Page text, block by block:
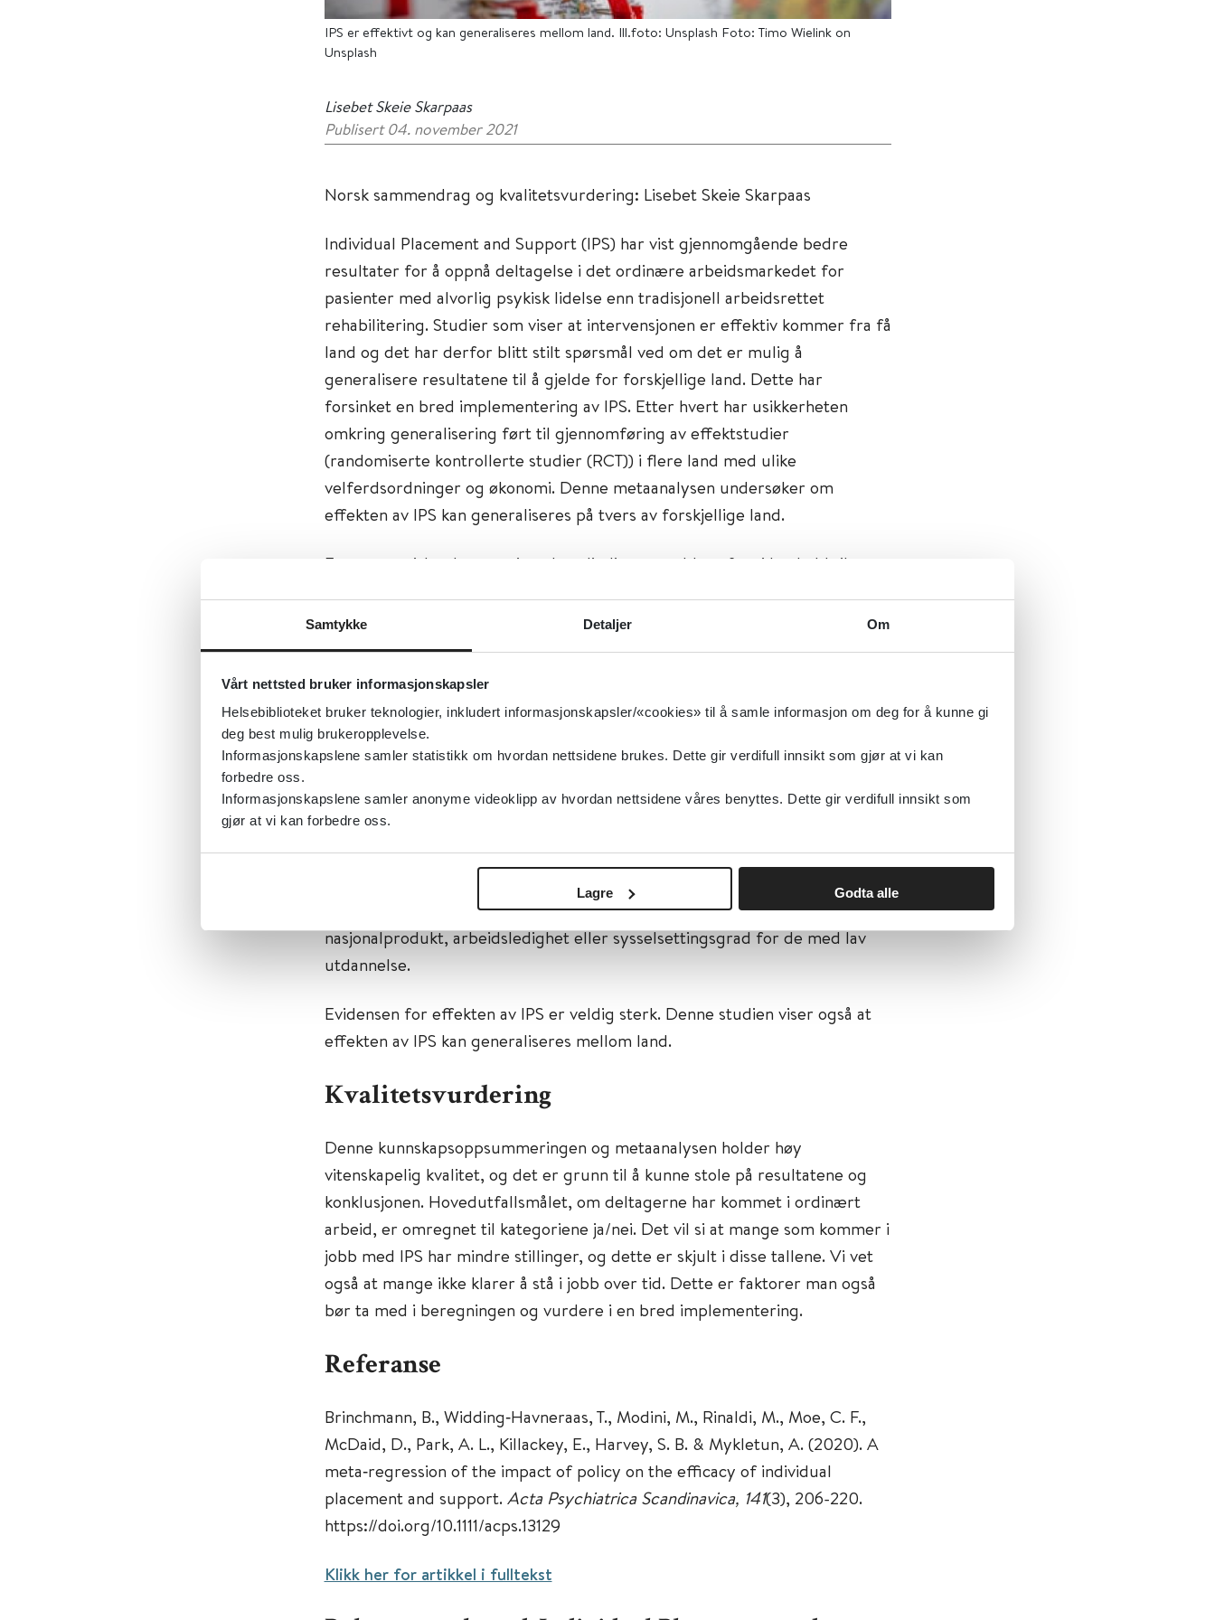
Samtykke Detaljer Om
Vårt nettsted bruker informasjonskapsler
Helsebiblioteket bruker teknologier, inkludert informasjonskapsler/«cookies» til å samle informasjon om deg for å kunne gi
deg best mulig brukeropplevelse.
Informasjonskapslene samler statistikk om hvordan nettsidene brukes. Dette gir verdifull innsikt som gjør at vi kan
forbedre oss.
Informasjonskapslene samler anonyme videoklipp av hvordan nettsidene våres benyttes. Dette gir verdifull innsikt som
gjør at vi kan forbedre oss.
Lagre Godta alle
IPS er effektivt og kan generaliseres mellom land. Ill.foto: Unsplash Foto: Timo Wielink on
Unsplash
Lisebet Skeie Skarpaas
Publisert 04. november 2021
Norsk sammendrag og kvalitetsvurdering: Lisebet Skeie Skarpaas
Individual Placement and Support (IPS) har vist gjennomgående bedre
resultater for å oppnå deltagelse i det ordinære arbeidsmarkedet for
pasienter med alvorlig psykisk lidelse enn tradisjonell arbeidsrettet
rehabilitering. Studier som viser at intervensjonen er effektiv kommer fra få
land og det har derfor blitt stilt spørsmål ved om det er mulig å
generalisere resultatene til å gjelde for forskjellige land. Dette har
forsinket en bred implementering av IPS. Etter hvert har usikkerheten
omkring generalisering ført til gjennomføring av effektstudier
(randomiserte kontrollerte studier (RCT)) i flere land med ulike
velferdsordninger og økonomi. Denne metaanalysen undersøker om
effekten av IPS kan generaliseres på tvers av forskjellige land.
Et systematisk søk etter vitenskapelig litteratur ble utført i henhold til
design. Total effekt av IPS på tvers av studiene ble fastslått ved
metaanalyse. Om effektiviteten til IPS kan generaliseres mellom ulike land
og Verdensbanken.
Denne systematiske oversikten identifiserte 27 effektstudier. Analysen av
arbeid i tiltak bygget på IPS-modellen sammenlignet med standard
arbeidsrettet rehabilitering. Effekten av IPS ble marginalt redusert i studier
utført i land med sterk juridisk beskyttelse mot oppsigelser. Men effekten
ble ikke redusert av forskjeller i landene mellom regulering av midlertidig
ansettelse, generøsitet av uføretrygd, type integreringspolitikk, brutto
nasjonalprodukt, arbeidsledighet eller sysselsettingsgrad for de med lav
utdannelse.
Evidensen for effekten av IPS er veldig sterk. Denne studien viser også at
effekten av IPS kan generaliseres mellom land.
Kvalitetsvurdering
Denne kunnskapsoppsummeringen og metaanalysen holder høy
vitenskapelig kvalitet, og det er grunn til å kunne stole på resultatene og
konklusjonen. Hovedutfallsmålet, om deltagerne har kommet i ordinært
arbeid, er omregnet til kategoriene ja/nei. Det vil si at mange som kommer i
jobb med IPS har mindre stillinger, og dette er skjult i disse tallene. Vi vet
også at mange ikke klarer å stå i jobb over tid. Dette er faktorer man også
bør ta med i beregningen og vurdere i en bred implementering.
Referanse
Brinchmann, B., Widding‐Havneraas, T., Modini, M., Rinaldi, M., Moe, C. F.,
McDaid, D., Park, A. L., Killackey, E., Harvey, S. B. & Mykletun, A. (2020). A
meta‐regression of the impact of policy on the efficacy of individual
placement and support. Acta Psychiatrica Scandinavica, 141(3), 206-220.
https://doi.org/10.1111/acps.13129
Klikk her for artikkel i fulltekst